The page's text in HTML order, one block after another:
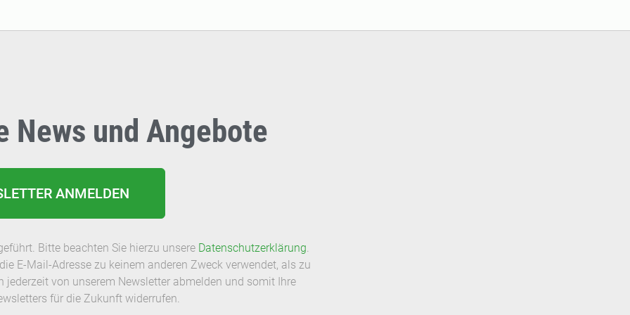
News und Angebote
ANMELDEN
Bitte beachten Sie hierzu unsere Datenschutzerklärung.
E-Mail-Adresse zu keinem anderen Zweck verwendet, als zu
von unserem Newsletter abmelden und somit Ihre
für die Zukunft widerrufen.